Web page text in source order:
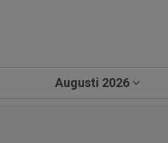
Augusti 2026